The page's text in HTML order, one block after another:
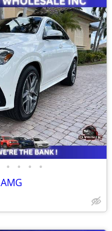
• • • •